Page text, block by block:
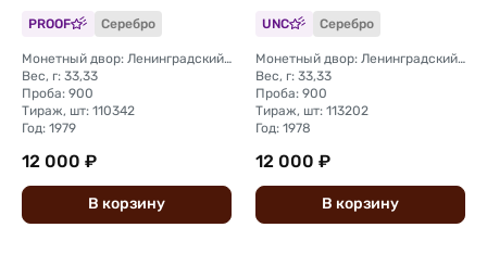
PROOF Серебро
Монетный двор: Ленинградский (ЛМД)
Вес, г: 33,33
Проба: 900
Тираж, шт: 110342
Год: 1979
12 000 ₽
В корзину
UNC Серебро
Монетный двор: Ленинградский (ЛМД)
Вес, г: 33,33
Проба: 900
Тираж, шт: 113202
Год: 1978
12 000 ₽
В корзину